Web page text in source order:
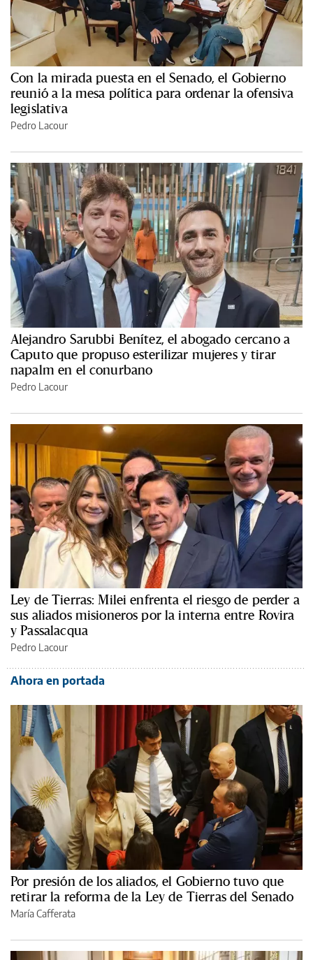
Con la mirada puesta en el Senado, el Gobierno
reunió a la mesa política para ordenar la ofensiva
legislativa
Pedro Lacour
Alejandro Sarubbi Benítez, el abogado cercano a
Caputo que propuso esterilizar mujeres y tirar
napalm en el conurbano
Pedro Lacour
Ley de Tierras: Milei enfrenta el riesgo de perder a
sus aliados misioneros por la interna entre Rovira
y Passalacqua
Pedro Lacour
Ahora en portada
Por presión de los aliados, el Gobierno tuvo que
retirar la reforma de la Ley de Tierras del Senado
María Cafferata